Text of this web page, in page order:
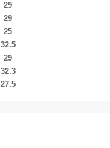
29
29
25
32.5
29
32.3
27.5